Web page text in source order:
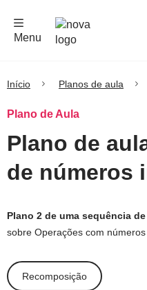
Menu
Início Planos de aula
Plano de Aula
Plano de
de números
Plano 2 de uma sequência
sobre Operações com
Recomposição